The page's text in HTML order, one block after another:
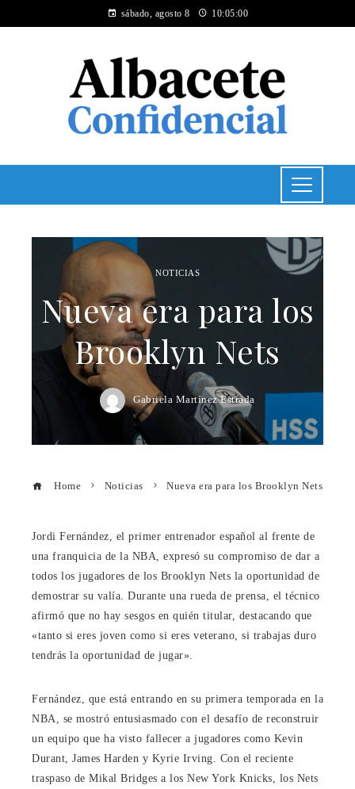
sábado, agosto 8 10:05:00
NOTICIAS
Nueva era para los
Brooklyn Nets
Gabriela Martínez Estrada
Home Noticias Nueva era para los Brooklyn Nets
Jordi Fernández, el primer entrenador español al frente de
una franquicia de la NBA, expresó su compromiso de dar a
todos los jugadores de los Brooklyn Nets la oportunidad de
demostrar su valía. Durante una rueda de prensa, el técnico
afirmó que no hay sesgos en quién titular, destacando que
«tanto si eres joven como si eres veterano, si trabajas duro
tendrás la oportunidad de jugar».
Fernández, que está entrando en su primera temporada en la
NBA, se mostró entusiasmado con el desafío de reconstruir
un equipo que ha visto fallecer a jugadores como Kevin
Durant, James Harden y Kyrie Irving. Con el reciente
traspaso de Mikal Bridges a los New York Knicks, los Nets